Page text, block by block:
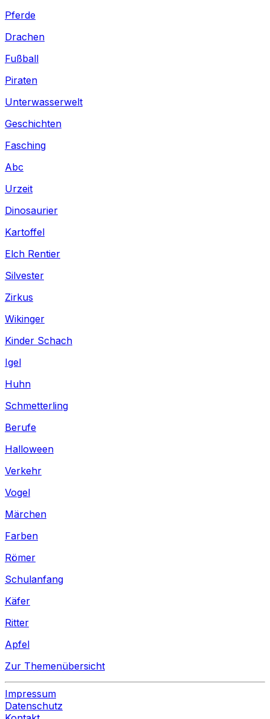
Pferde
Drachen
Fußball
Piraten
Unterwasserwelt
Geschichten
Fasching
Abc
Urzeit
Dinosaurier
Kartoffel
Elch Rentier
Silvester
Zirkus
Wikinger
Kinder Schach
Igel
Huhn
Schmetterling
Berufe
Halloween
Verkehr
Vogel
Märchen
Farben
Römer
Schulanfang
Käfer
Ritter
Apfel
Zur Themenübersicht
Impressum
Datenschutz